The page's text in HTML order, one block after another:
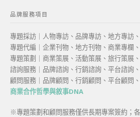
品牌服務項目
專題採訪｜人物專訪、品牌專訪、地方專訪
專題代編｜企業刊物、地方刊物、商業專欄
專題策劃｜商業策展、活動策展、旅行策展
諮詢服務｜品牌諮詢、行銷諮詢、平台諮詢
顧問服務｜品牌顧問、行銷顧問、平台顧問
商業合作哲學與敘事DNA
※專題策劃和顧問服務僅供長期專案簽約；